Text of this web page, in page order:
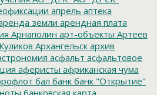
апрель аптека
земли арендная плата
Арнаполин арт-объекты Артеев
Архангельск архив
асфальт асфальтовое
аферисты африканская чума
бал банк банк "Открытие"
банковская карта